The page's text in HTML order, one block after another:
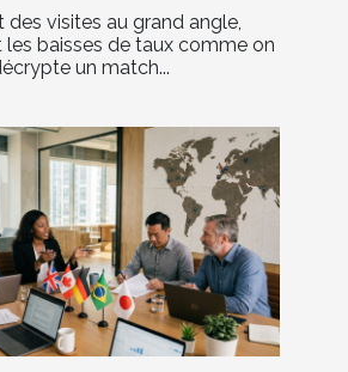
des visites au grand angle,
baisses de taux comme on
un match...